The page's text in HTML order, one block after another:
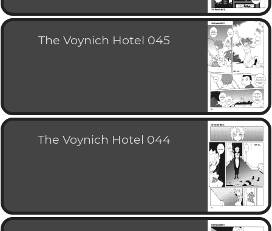
The Voynich Hotel 045
The Voynich Hotel 044